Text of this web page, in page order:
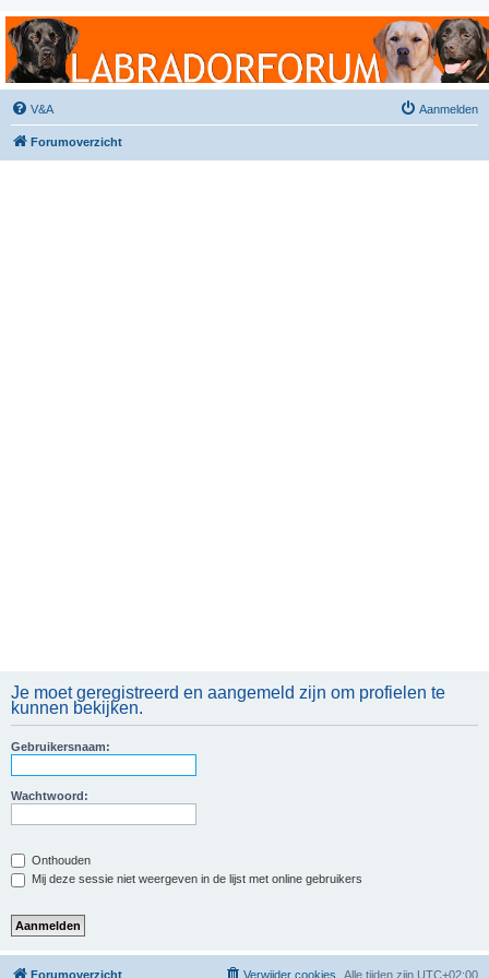
Labradorforum
Het gezelligste Labradorforum van Nederland en België!
V&A Aanmelden
Forumoverzicht
Je moet geregistreerd en aangemeld zijn om profielen te
kunnen bekijken.
Gebruikersnaam:
Wachtwoord:
Onthouden
Mij deze sessie niet weergeven in de lijst met online gebruikers
Forumoverzicht Alle tijden zijn UTC+02:00
Verwijder cookies